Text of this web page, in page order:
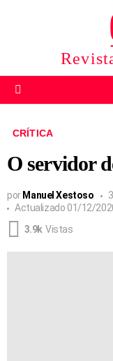
CRÍTICA
O servidor
por Manuel Xestoso
Actualizado 01/12/
3.9k Vistas